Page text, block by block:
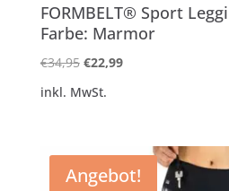
FORMBELT® Sport
Farbe: Marmor
€34,95 Ursprünglicher
war:
€22,99Aktueller
inkl. MwSt.
Angebot!